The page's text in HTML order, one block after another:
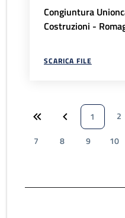
Congiuntura
Costruzioni -
SCARICA FILE
1 2
7
8 9 10